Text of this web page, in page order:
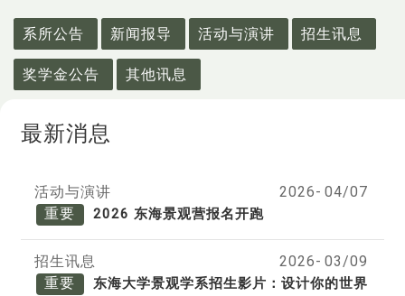
系所公告
新闻报导 活动与演讲 招生讯息
奖学金公告 其他讯息
最新消息
活动与演讲
重要
2026 东海景观营报名开跑
2026- 04/07
招生讯息
重要
东海大学景观学系招生影片：设计你的世界
2026- 03/09